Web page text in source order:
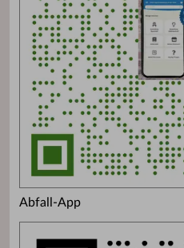
Abfall-App